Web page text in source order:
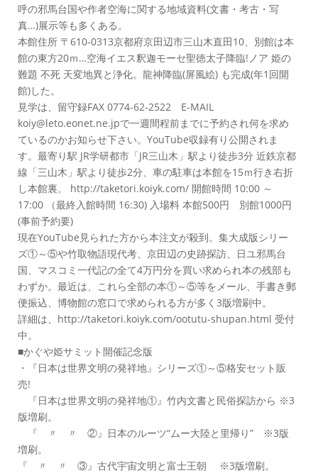
呼の邪馬台国や作者空海に関する地域資料(文書・考古・写
真…)展示等も多くある。
本館住所 〒610-0313京都府京田辺市三山木直田10、別館は本
館の東方20ｍ…空海イエス釈迦モーセ聖徳太子降臨!ノア 姫の
難題 不死 天変地異と浄化。龍神降臨(屏風絵) も完成(年1回開
館)した。
見学は、留守録FAX 0774-62-2522 E-MAIL
koiy@leto.eonet.ne.jpで一週間程前までに予約され何を求め
ているのかお知らせ下さい。YouTube収録有り公開されま
す。最寄り駅 JR学研都市「JR三山木」駅より徒歩3分 近鉄京都
線「三山木」駅より徒歩2分、車の駐車は本館を15ｍ行き右折
し本館裏。 http://taketori.koiyk.com/ 開館時間 10:00 ～
17:00 （最終入館時間 16:30) 入場料 本館500円 別館1000円
(事前予約要)
現在YouTube見られた方から本注文が殺到。集大成版シリー
ズ①～⑤や竹取物語現代考、京田辺の史跡探訪、日ユ邪馬台
国、マスコミ一代記の全て4万円分を買い求められ本の残部も
わずか。最近は、これら全部の本①～⑤等をメール、手書き郵
便振込、博物館の窓口で求められる方が多く3版増刷中。
詳細は、http://taketori.koiyk.com/ootutu-shupan.html 受付
中。
■かぐや姫サミット開催記念版
・『日本は世界文明の発祥地』シリーズ①～⑤格安セット販
売!
『日本は世界文明の発祥地①』竹内文書と民俗探訪から ※3
版増刷。
『 〃 〃 ②』日本のルーツ“ムー大陸と里帰り” ※3版
増刷。
『 〃 〃 ③』古代宇宙文明と富士王朝 ※3版増刷。